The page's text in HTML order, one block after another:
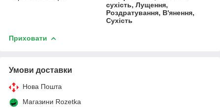
сухість, Лущення,
Роздратування, В'янення,
Сухість
Приховати
Умови доставки
Нова Пошта
Магазини Rozetka